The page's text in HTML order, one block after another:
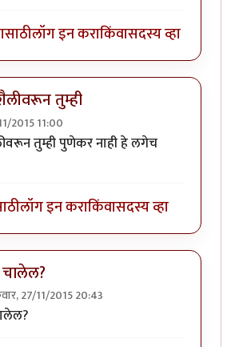
लॉग इन कराकिंवासदस्य व्हा
तुम्ही
2015 11:00
तुम्ही पुणेकर नाही हे लगेच
लॉग इन कराकिंवासदस्य व्हा
27/11/2015 20:43
लेखनशैलीवरून तुम्ही